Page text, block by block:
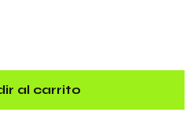
al carrito